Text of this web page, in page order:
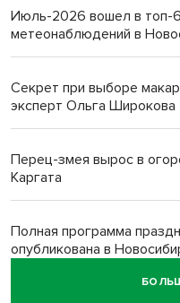
Июль-2026 вошел в топ-
метеонаблюдений в
Секрет при выборе
эксперт Ольга Широкова
Перец-змея вырос в
Каргата
Полная программа
опубликована в